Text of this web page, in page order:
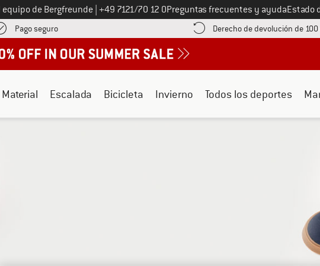
equipo de Bergfreunde Llámenos al
+49 7121/70 12 0Preguntas frecuentes y ayudaEstado
Pago seguro¡encuentre información sobre el pago aquí! Se abre en una ventana de
Derecho de devolución de
Material Escalada Bicicleta Invierno Todos los deportes